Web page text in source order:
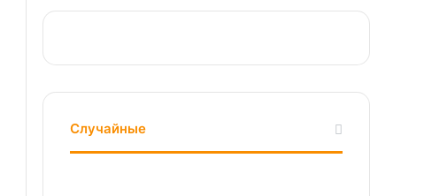
Случайные